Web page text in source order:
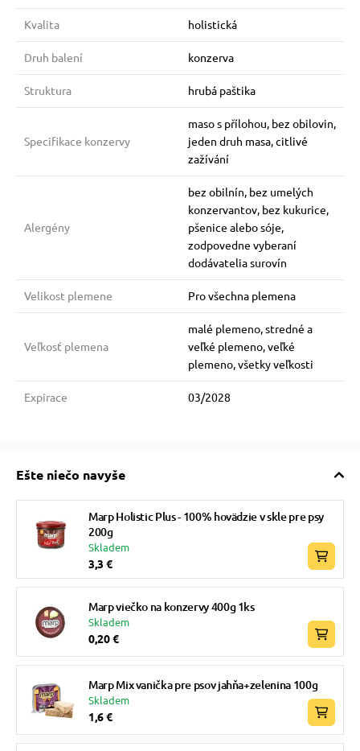
Kvalita holistická
Druh balení konzerva
Struktura hrubá paštika
Specifikace konzervy
maso s přílohou, bez obilovin,
jeden druh masa, citlivé
zažívání
Alergény
bez obilnín, bez umelých
konzervantov, bez kukurice,
pšenice alebo sóje,
zodpovedne vyberaní
dodávatelia surovín
Velikost plemene Pro všechna plemena
Veľkosť plemena
malé plemeno, stredné a
veľké plemeno, veľké
plemeno, všetky veľkosti
Expirace 03/2028
Ešte niečo navyše
Marp Holistic Plus - 100% hovädzie v skle pre psy
200g
Skladem
3,3 €
Marp viečko na konzervy 400g 1ks
Skladem
0,20 €
Marp Mix vanička pre psov jahňa+zelenina 100g
Skladem
1,6 €